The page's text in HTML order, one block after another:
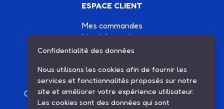
ESPACE CLIENT
Mes commandes
Mes informations
Mes listes d'achats
Contactez-nous
Création site Internet Factor’IT|Mentions légales
Confidentialité des données
Nous utilisons les cookies afin de fournir les
services et fonctionnalités proposés sur notre
site et améliorer votre expérience utilisateur.
Les cookies sont des données qui sont